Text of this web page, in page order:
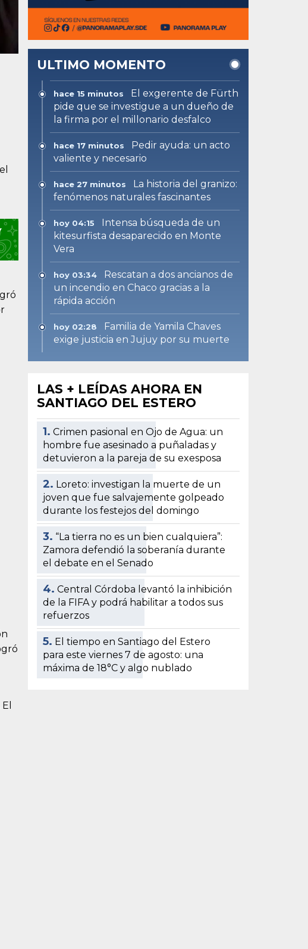
ULTIMO MOMENTO
hace 15 minutos
El exgerente de Fürth
pide que se investigue a un dueño de
la firma por el millonario desfalco
hace 17 minutos
Pedir ayuda: un acto
valiente y necesario
hace 27 minutos
La historia del granizo:
fenómenos naturales fascinantes
hoy 04:15
Intensa búsqueda de un
kitesurfista desaparecido en Monte
Vera
hoy 03:34
Rescatan a dos ancianos de
un incendio en Chaco gracias a la
rápida acción
hoy 02:28
Familia de Yamila Chaves
exige justicia en Jujuy por su muerte
LAS + LEÍDAS AHORA EN
SANTIAGO DEL ESTERO
1. Crimen pasional en Ojo de Agua: un
hombre fue asesinado a puñaladas y
detuvieron a la pareja de su exesposa
2. Loreto: investigan la muerte de un
joven que fue salvajemente golpeado
durante los festejos del domingo
3. “La tierra no es un bien cualquiera”:
Zamora defendió la soberanía durante
el debate en el Senado
4. Central Córdoba levantó la inhibición
de la FIFA y podrá habilitar a todos sus
refuerzos
5. El tiempo en Santiago del Estero
para este viernes 7 de agosto: una
máxima de 18°C y algo nublado